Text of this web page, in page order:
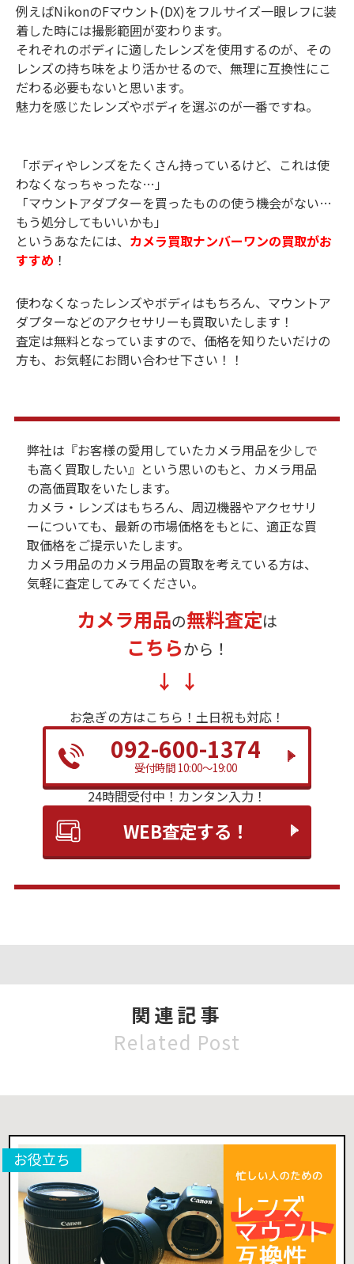
例えばNikonのFマウント(DX)をフルサイズ一眼レフに装
着した時には撮影範囲が変わります。
それぞれのボディに適したレンズを使用するのが、その
レンズの持ち味をより活かせるので、無理に互換性にこ
だわる必要もないと思います。
魅力を感じたレンズやボディを選ぶのが一番ですね。
「ボディやレンズをたくさん持っているけど、これは使
わなくなっちゃったな…」
「マウントアダプターを買ったものの使う機会がない…
もう処分してもいいかも」
というあなたには、 カメラ買取ナンバーワンの買取がお
すすめ ！
使わなくなったレンズやボディはもちろん、マウントア
ダプターなどのアクセサリーも買取いたします！
査定は無料となっていますので、価格を知りたいだけの
方も、お気軽にお問い合わせ下さい！！
弊社は『お客様の愛用していたカメラ用品を少しで
も高く買取したい』という思いのもと、カメラ用品
の高価買取をいたします。
カメラ・レンズはもちろん、周辺機器やアクセサリ
ーについても、最新の市場価格をもとに、適正な買
取価格をご提示いたします。
カメラ用品のカメラ用品の買取を考えている方は、
気軽に査定してみてください。
カメラ用品の無料査定は
こちらから！
お急ぎの方はこちら！ 土日祝も対応！
092-600-1374
受付時間 10:00～19:00
24時間受付中！カンタン入力！
WEB査定する！
関連記事
Related Post